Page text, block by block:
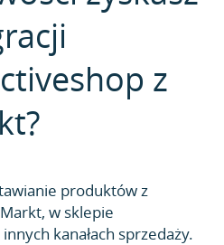
z
produktów z
w sklepie
kanałach sprzedaży.